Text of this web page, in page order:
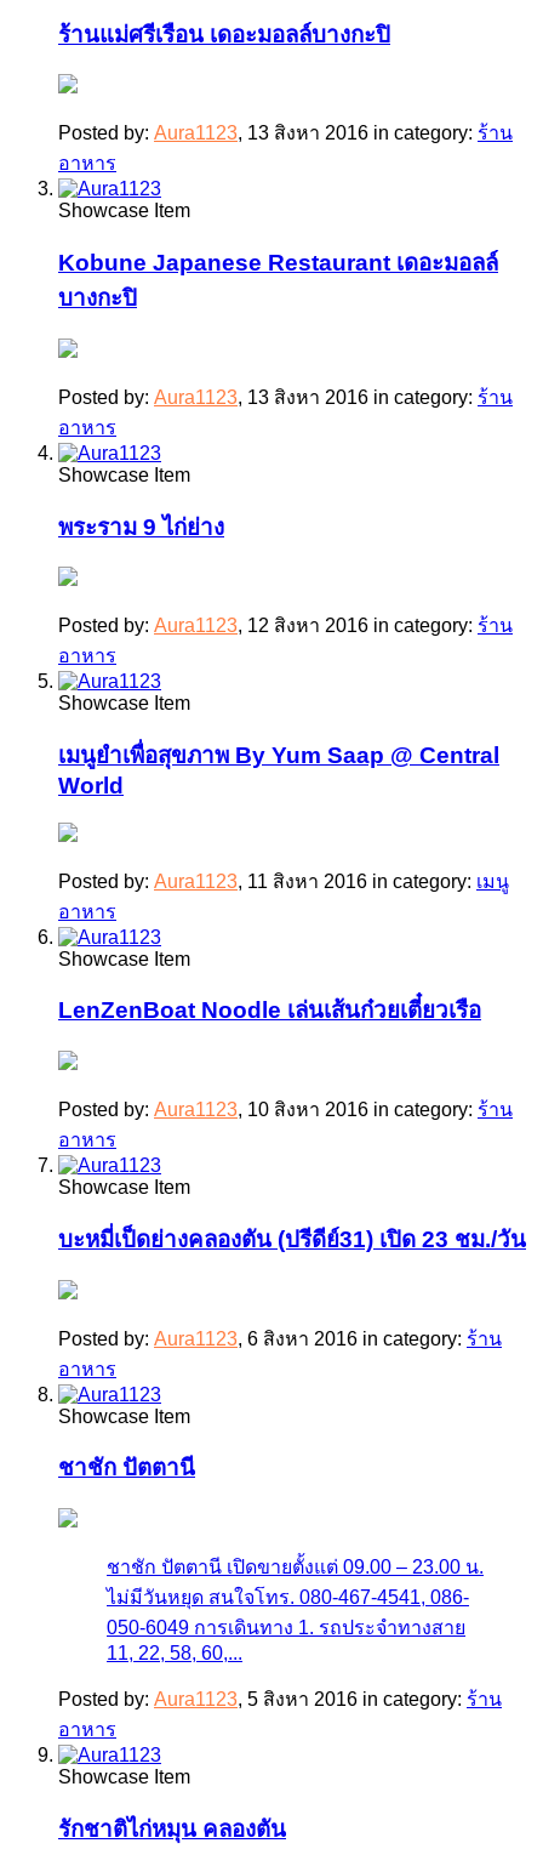
ร้านแม่ศรีเรือน เดอะมอลล์บางกะปิ
Posted by: Aura1123, 13 สิงหา 2016 in category: ร้าน
อาหาร
Showcase Item
Kobune Japanese Restaurant เดอะมอลล์
บางกะปิ
Posted by: Aura1123, 13 สิงหา 2016 in category: ร้าน
อาหาร
Showcase Item
พระราม 9 ไก่ย่าง
Posted by: Aura1123, 12 สิงหา 2016 in category: ร้าน
อาหาร
Showcase Item
เมนูยำเพื่อสุขภาพ By Yum Saap @ Central
World
Posted by: Aura1123, 11 สิงหา 2016 in category: เมนู
อาหาร
Showcase Item
LenZenBoat Noodle เล่นเส้นก๋วยเตี๋ยวเรือ
Posted by: Aura1123, 10 สิงหา 2016 in category: ร้าน
อาหาร
Showcase Item
บะหมี่เป็ดย่างคลองตัน (ปรีดีย์31) เปิด 23 ชม./วัน
Posted by: Aura1123, 6 สิงหา 2016 in category: ร้าน
อาหาร
Showcase Item
ชาชัก ปัตตานี
ชาชัก ปัตตานี เปิดขายตั้งแต่ 09.00 – 23.00 น.
ไม่มีวันหยุด สนใจโทร. 080-467-4541, 086-
050-6049 การเดินทาง 1. รถประจำทางสาย
11, 22, 58, 60,...
Posted by: Aura1123, 5 สิงหา 2016 in category: ร้าน
อาหาร
Showcase Item
รักชาติไก่หมุน คลองตัน